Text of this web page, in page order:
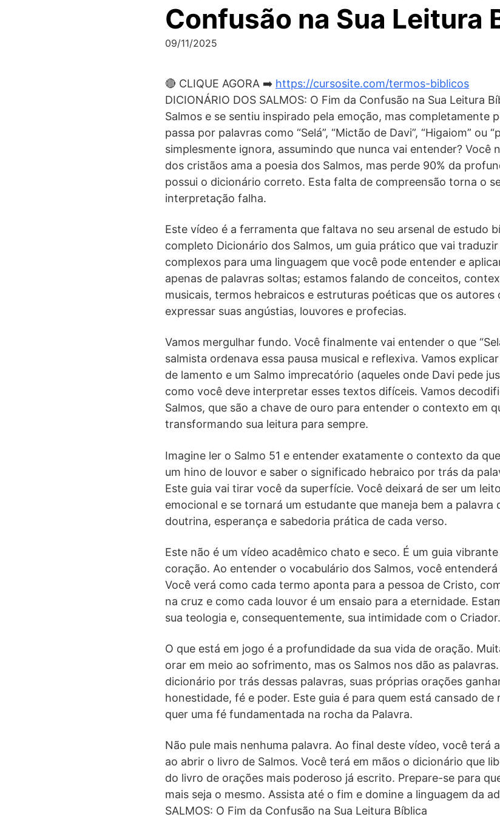
Confusão na Sua Leitura
09/11/2025
🔴 CLIQUE AGORA ➡️ https://cursosite.com/termos-biblicos
DICIONÁRIO DOS SALMOS: O Fim da Confusão na Sua Leitura
Salmos e se sentiu inspirado pela emoção, mas completamente
passa por palavras como “Selá”, “Mictão de Davi”, “Higaiom” ou
simplesmente ignora, assumindo que nunca vai entender? Você
dos cristãos ama a poesia dos Salmos, mas perde 90% da
possui o dicionário correto. Esta falta de compreensão torna o
interpretação falha.
Este vídeo é a ferramenta que faltava no seu arsenal de estudo
completo Dicionário dos Salmos, um guia prático que vai
complexos para uma linguagem que você pode entender e
apenas de palavras soltas; estamos falando de conceitos,
musicais, termos hebraicos e estruturas poéticas que os autores
expressar suas angústias, louvores e profecias.
Vamos mergulhar fundo. Você finalmente vai entender o que
salmista ordenava essa pausa musical e reflexiva. Vamos
de lamento e um Salmo imprecatório (aqueles onde Davi pede
como você deve interpretar esses textos difíceis. Vamos
Salmos, que são a chave de ouro para entender o contexto em
transformando sua leitura para sempre.
Imagine ler o Salmo 51 e entender exatamente o contexto da
um hino de louvor e saber o significado hebraico por trás da
Este guia vai tirar você da superfície. Você deixará de ser um
emocional e se tornará um estudante que maneja bem a palavra
doutrina, esperança e sabedoria prática de cada verso.
Este não é um vídeo acadêmico chato e seco. É um guia
coração. Ao entender o vocabulário dos Salmos, você
Você verá como cada termo aponta para a pessoa de Cristo,
na cruz e como cada louvor é um ensaio para a eternidade.
sua teologia e, consequentemente, sua intimidade com o Criador.
O que está em jogo é a profundidade da sua vida de oração.
orar em meio ao sofrimento, mas os Salmos nos dão as
dicionário por trás dessas palavras, suas próprias orações
honestidade, fé e poder. Este guia é para quem está cansado
quer uma fé fundamentada na rocha da Palavra.
Não pule mais nenhuma palavra. Ao final deste vídeo, você terá
ao abrir o livro de Salmos. Você terá em mãos o dicionário que
do livro de orações mais poderoso já escrito. Prepare-se para
mais seja o mesmo. Assista até o fim e domine a linguagem da
SALMOS: O Fim da Confusão na Sua Leitura Bíblica